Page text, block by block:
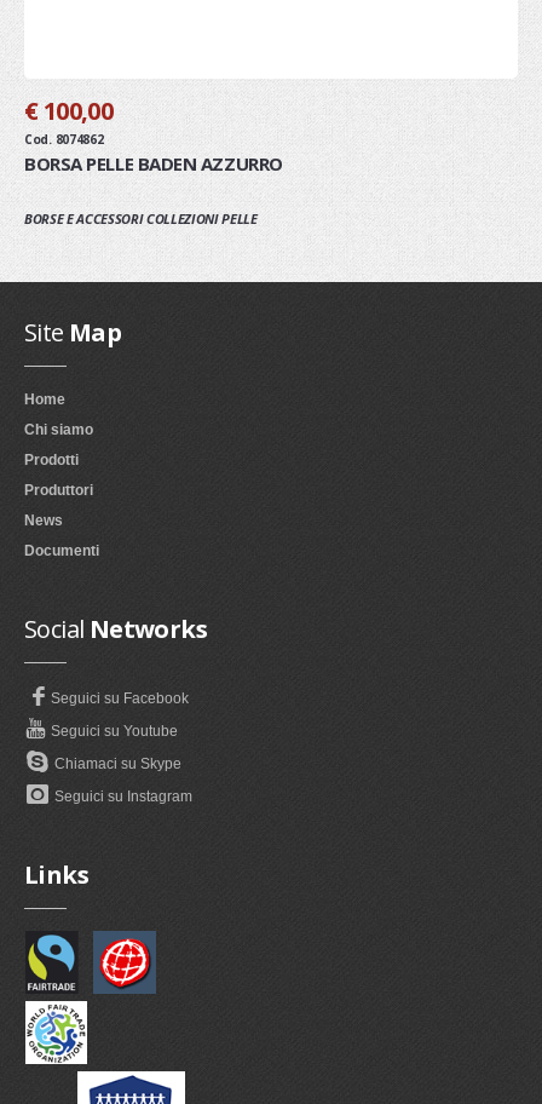
€ 100,00
Cod. 8074862
BORSA PELLE BADEN AZZURRO
BORSE E ACCESSORI COLLEZIONI PELLE
Site Map
Home
Chi siamo
Prodotti
Produttori
News
Documenti
Social Networks
Seguici su Facebook
Seguici su Youtube
Chiamaci su Skype
Seguici su Instagram
Links